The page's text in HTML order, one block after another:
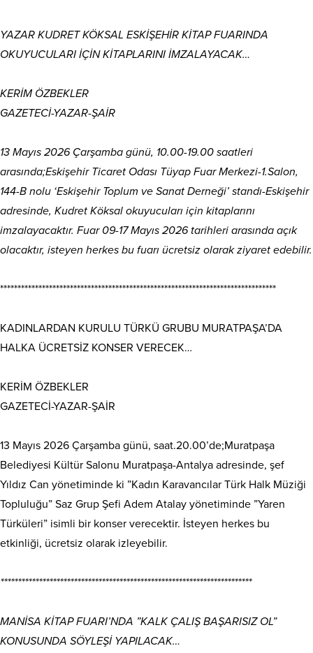
YAZAR KUDRET KÖKSAL ESKİŞEHİR KİTAP FUARINDA
OKUYUCULARI İÇİN KİTAPLARINI İMZALAYACAK…
KERİM ÖZBEKLER
GAZETECİ-YAZAR-ŞAİR
13 Mayıs 2026 Çarşamba günü, 10.00-19.00 saatleri
arasında;Eskişehir Ticaret Odası Tüyap Fuar Merkezi-1.Salon,
144-B nolu ‘Eskişehir Toplum ve Sanat Derneği’ standı-Eskişehir
adresinde, Kudret Köksal okuyucuları için kitaplarını
imzalayacaktır. Fuar 09-17 Mayıs 2026 tarihleri arasında açık
olacaktır, isteyen herkes bu fuarı ücretsiz olarak ziyaret edebilir.
*******************************************************************************
KADINLARDAN KURULU TÜRKÜ GRUBU MURATPAŞA’DA
HALKA ÜCRETSİZ KONSER VERECEK…
KERİM ÖZBEKLER
GAZETECİ-YAZAR-ŞAİR
13 Mayıs 2026 Çarşamba günü, saat.20.00’de;Muratpaşa
Belediyesi Kültür Salonu Muratpaşa-Antalya adresinde, şef
Yıldız Can yönetiminde ki ”Kadın Karavancılar Türk Halk Müziği
Topluluğu” Saz Grup Şefi Adem Atalay yönetiminde ”Yaren
Türküleri” isimli bir konser verecektir. İsteyen herkes bu
etkinliği, ücretsiz olarak izleyebilir.
************************************************************************
MANİSA KİTAP FUARI’NDA ”KALK ÇALIŞ BAŞARISIZ OL”
KONUSUNDA SÖYLEŞİ YAPILACAK…